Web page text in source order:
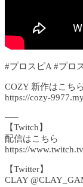
#プロスピA #プロ
COZY 新作はこち
https://cozy-
—–
【Twitch】
配信はこちら
https://
【Twitter】
CLAY